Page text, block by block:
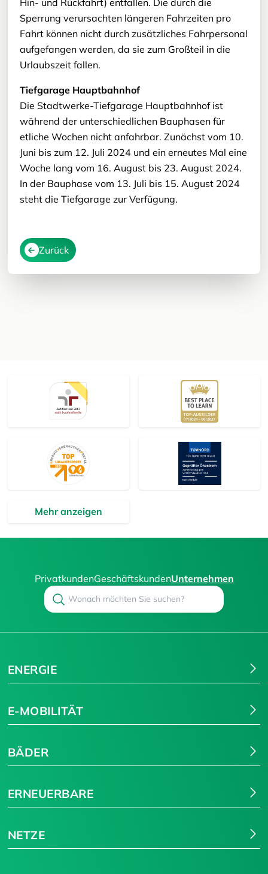
Hin- und Rückfahrt) entfallen. Die durch die
Sperrung verursachten längeren Fahrzeiten pro
Fahrt können nicht durch zusätzliches Fahrpersonal
aufgefangen werden, da sie zum Großteil in die
Urlaubszeit fallen.
Tiefgarage Hauptbahnhof
Die Stadtwerke-Tiefgarage Hauptbahnhof ist
während der unterschiedlichen Bauphasen für
etliche Wochen nicht anfahrbar. Zunächst vom 10.
Juni bis zum 12. Juli 2024 und ein erneutes Mal eine
Woche lang vom 16. August bis 23. August 2024.
In der Bauphase vom 13. Juli bis 15. August 2024
steht die Tiefgarage zur Verfügung.
Zurück
Mehr anzeigen
PrivatkundenGeschäftskundenUnternehmen
Search
ENERGIE
E-MOBILITÄT
BÄDER
ERNEUERBARE
NETZE